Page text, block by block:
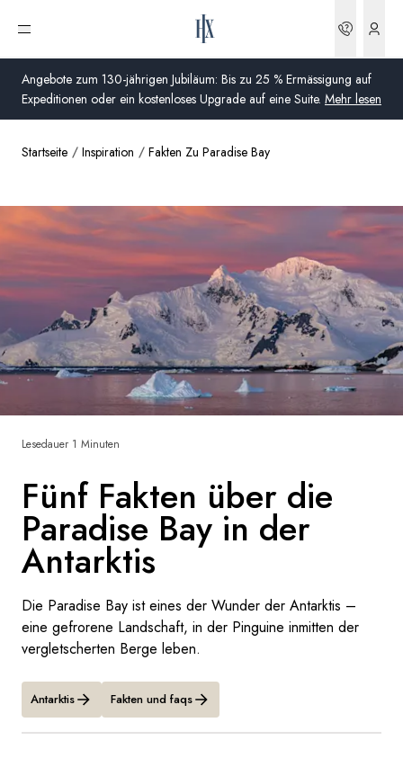
Angebote zum 130-jährigen Jubiläum: Bis zu 25 % Ermässigung auf
Expeditionen oder ein kostenloses Upgrade auf eine Suite. Mehr lesen
Menü öffnen
Vereinigtes Königreich (England, Schottland, Wales
und Nordirland)
Deutschland
Schweiz
Dänemark
Norwegen
Global
Startseite Inspiration Fakten Zu Paradise Bay
Fünf Fakten über die
Paradise Bay in der
Antarktis
Die Paradise Bay ist eines der Wunder der Antarktis –
eine gefrorene Landschaft, in der Pinguine inmitten der
vergletscherten Berge leben.
Lesedauer 1 Minuten
Antarktis Fakten und faqs